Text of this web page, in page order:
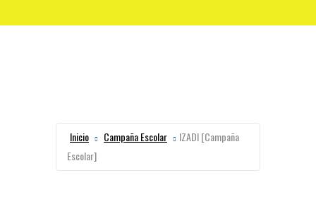
Inicio Campaña Escolar
IZADI [Campaña
Escolar]